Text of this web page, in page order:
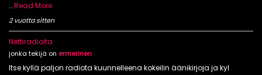
…Read More
2 vuotta sitten
Nettiradioita
jonka tekijä on ermerinen
Itse kyllä paljon radiota kuunnelleena kokeilin äänikirjoja ja kyl